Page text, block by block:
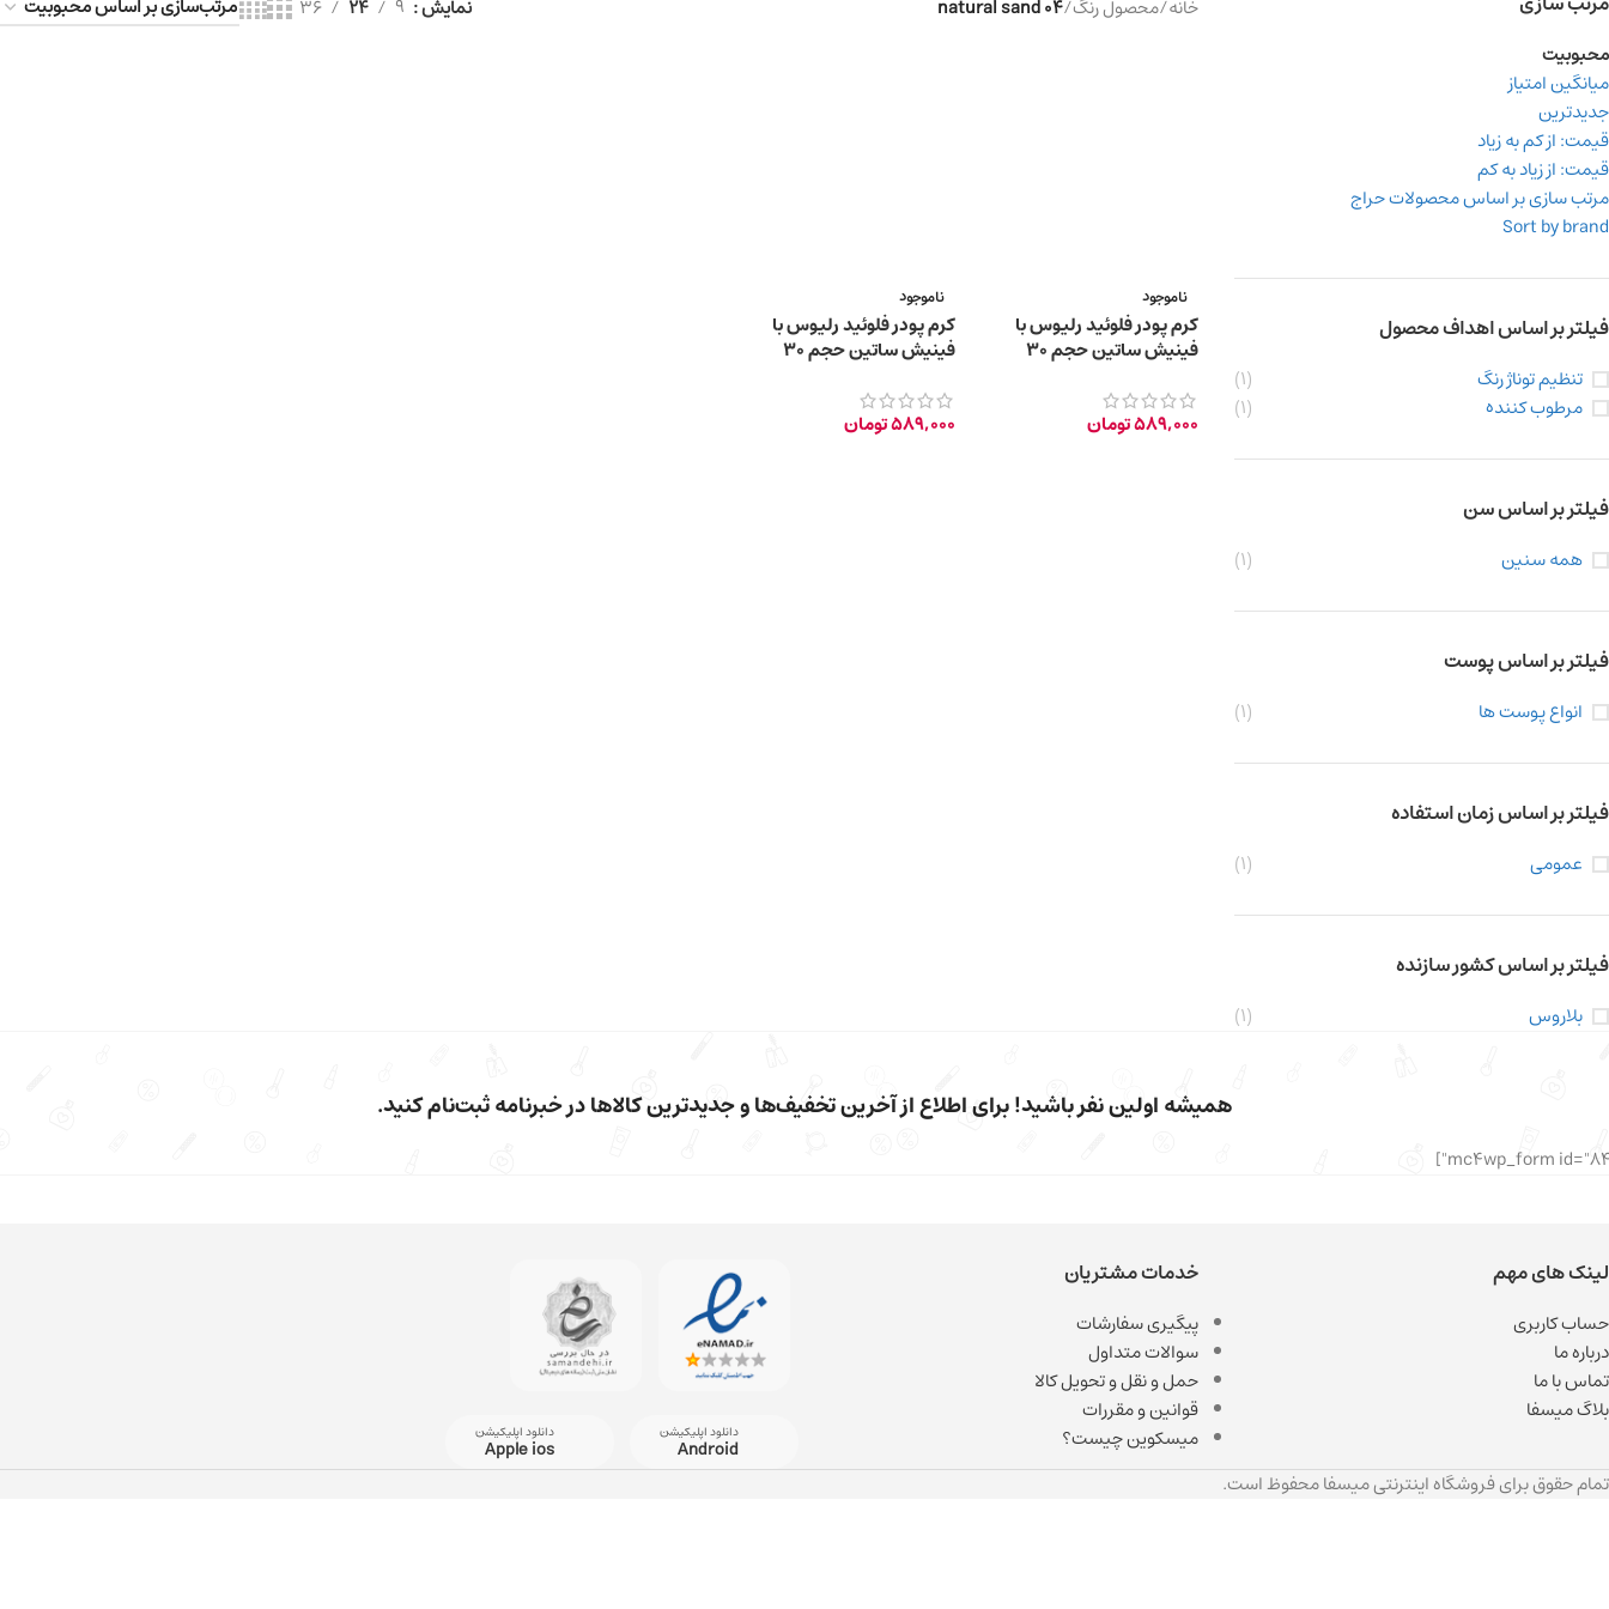
محبوبیت
میانگین امتیاز
جدیدترین
قیمت: از کم به زیاد
قیمت: از زیاد به کم
مرتب سازی بر اساس محصولات حراج
Sort by brand
فیلتر بر اساس اهداف محصول
تنظیم توناژ رنگ
(1)
مرطوب کننده
(1)
فیلتر بر اساس سن
همه سنین (1)
فیلتر بر اساس پوست
انواع پوست ها (1)
فیلتر بر اساس زمان استفاده
عمومی (1)
فیلتر بر اساس کشور سازنده
بلاروس (1)
خانه/محصول رنگ/
04 natural sand نمایش 9
24
36
ناموجود
کرم پودر فلوئید رلیوس با
فینیش ساتین حجم 30
589,000تومان
ناموجود
کرم پودر فلوئید رلیوس با
فینیش ساتین حجم 30
589,000تومان
همیشه اولین نفر باشید! برای اطلاع از آخرین تخفیف‌ها و جدیدترین کالاها در خبرنامه ثبت‌نام کنید.
لینک های مهم
حساب کاربری
درباره ما
تماس با ما
بلاگ میسفا
خدمات مشتریان
پیگیری سفارشات
سوالات متداول
حمل و نقل و تحویل کالا
قوانین و مقررات
میسکوین چیست؟
دانلود اپلیکیشن
Android
دانلود اپلیکیشن
Apple ios
تمام حقوق برای فروشگاه اینترنتی میسفا محفوظ است.